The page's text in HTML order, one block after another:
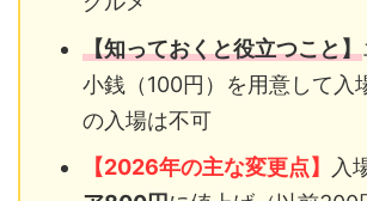
【知っておくと役立つこと】
小銭（100円）を用意して入
の入場は不可
【2026年の主な変更点】
入